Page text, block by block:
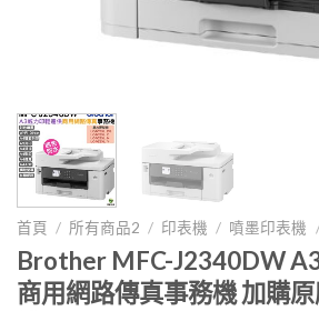
首頁 / 所有商品2 / 印表機 / 噴墨印表機
Brother MFC-J2340DW
商用網路傳真事務機 加購